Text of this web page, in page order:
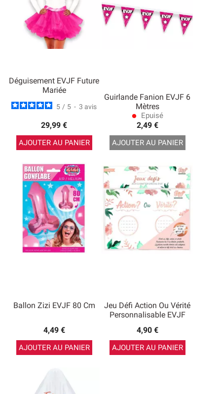
Déguisement EVJF Future
Mariée
5 / 5 - 3 avis
29,99 €
AJOUTER AU PANIER
Guirlande Fanion EVJF 6
Mètres
lens Epuisé
2,49 €
AJOUTER AU PANIER
Ballon Zizi EVJF 80 Cm
4,49 €
AJOUTER AU PANIER
Jeu Défi Action Ou Vérité
Personnalisable EVJF
4,90 €
AJOUTER AU PANIER